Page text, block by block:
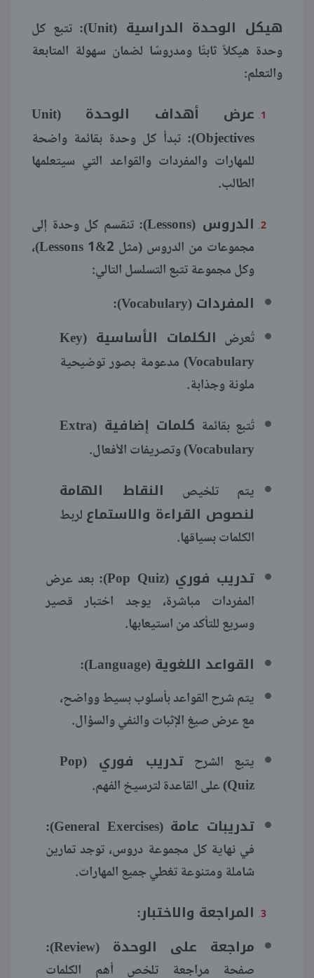
هيكل الوحدة الدراسية (Unit):
تتبع كل
وحدة هيكلاً ثابتًا ومدروسًا لضمان سهولة المتابعة
والتعلم:
عرض أهداف الوحدة (Unit
Objectives):
تبدأ كل وحدة بقائمة واضحة
للمهارات والمفردات والقواعد التي سيتعلمها
الطالب.
الدروس (Lessons):
تنقسم كل وحدة إلى
مجموعات من الدروس (مثل Lessons 1&2)،
وكل مجموعة تتبع التسلسل التالي:
المفردات (Vocabulary):
تُعرض
الكلمات الأساسية (Key
Vocabulary) مدعومة بصور توضيحية
ملونة وجذابة.
تُتبع بقائمة
كلمات إضافية (Extra
Vocabulary) وتصريفات الأفعال.
يتم تلخيص النقاط الهامة
لنصوص القراءة والاستماع لربط
الكلمات بسياقها.
تدريب فوري (Pop Quiz):
بعد عرض
المفردات مباشرة، يوجد اختبار قصير
وسريع للتأكد من استيعابها.
القواعد اللغوية (Language):
يتم شرح القواعد بأسلوب بسيط وواضح،
مع عرض صيغ الإثبات والنفي والسؤال.
يتبع الشرح
تدريب فوري (Pop
Quiz) على القاعدة لترسيخ الفهم.
تدريبات عامة (General Exercises):
في نهاية كل مجموعة دروس، توجد تمارين
شاملة ومتنوعة تغطي جميع المهارات.
المراجعة والاختبار:
مراجعة على الوحدة (Review):
صفحة مراجعة تلخص أهم الكلمات